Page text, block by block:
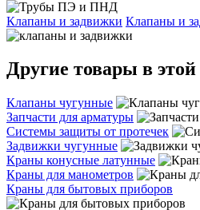
Клапаны и задвижки Клапаны и
Другие товары в этой
Клапаны чугунные
Запчасти для арматуры
Системы защиты от протечек
Задвижки чугунные
Краны конусные латунные
Краны для манометров
Краны для бытовых приборов